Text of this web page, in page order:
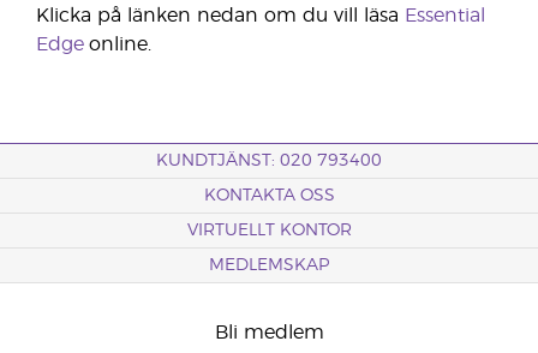
Klicka på länken nedan om du vill läsa Essential
Edge online.
KUNDTJÄNST: 020 793400
KONTAKTA OSS
VIRTUELLT KONTOR
MEDLEMSKAP
Bli medlem